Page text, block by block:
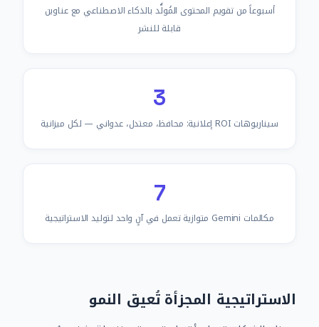
أسبوعاً من تقويم المحتوى المُولَّد بالذكاء الاصطناعي مع عناوين
قابلة للنشر
3
سيناريوهات ROI إعلانية: محافظ، معتدل، عدواني — لكل ميزانية
7
مكالمات Gemini متوازية تعمل في آنٍ واحد لتوليد الاستراتيجية
الاستراتيجية المجزأة تُعيق النمو